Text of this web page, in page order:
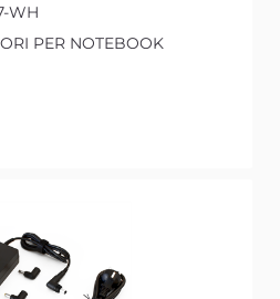
WH
PER NOTEBOOK